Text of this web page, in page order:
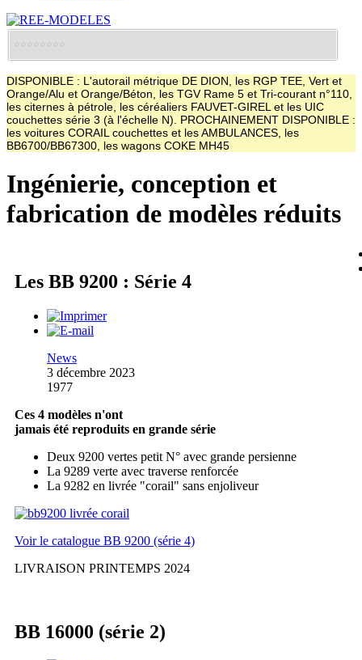
DISPONIBLE : L'autorail métrique DE DION, les RGP TEE, Vert et
Orange/Alu et Orange/Béton, les TGV Rame 5 et Tri-courant n°110,
les citernes à pétrole, les céréaliers FAUVET-GIREL et les UIC
couchettes série 3 (à l'échelle N). PROCHAINEMENT DISPONIBLE :
les voitures CORAIL couchettes et les AMBULANCES, les
BB6700/BB67300, les wagons COKE MH45
Ingénierie, conception et
fabrication de modèles réduits
Les BB 9200 : Série 4
News
3 décembre 2023
1977
Ces 4 modèles n'ont
jamais été reproduits en grande série
Deux 9200 vertes petit N° avec grande persienne
La 9289 verte avec traverse renforcée
La 9282 en livrée "corail" sans enjoliveur
Voir le catalogue BB 9200 (série 4)
LIVRAISON PRINTEMPS 2024
BB 16000 (série 2)